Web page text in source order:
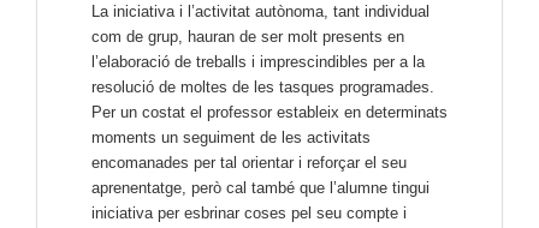
La iniciativa i l’activitat autònoma, tant individual
com de grup, hauran de ser molt presents en
l’elaboració de treballs i imprescindibles per a la
resolució de moltes de les tasques programades.
Per un costat el professor estableix en determinats
moments un seguiment de les activitats
encomanades per tal orientar i reforçar el seu
aprenentatge, però cal també que l’alumne tingui
iniciativa per esbrinar coses pel seu compte i